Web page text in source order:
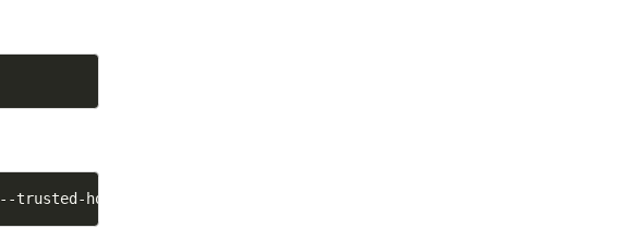
trusted-host  pypi.mirrors.ustc.edu.cn